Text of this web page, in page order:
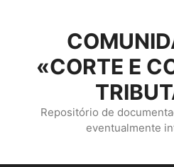
conteúdo«CORTE E
Repositório de
eventualmente